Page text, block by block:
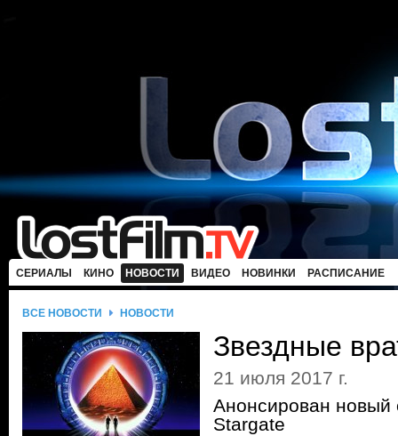
СЕРИАЛЫ КИНО НОВОСТИ ВИДЕО НОВИНКИ РАСПИСАНИЕ
ВСЕ НОВОСТИ НОВОСТИ
Звездные
21 июля 2017 г.
Анонсирован новый
Stargate